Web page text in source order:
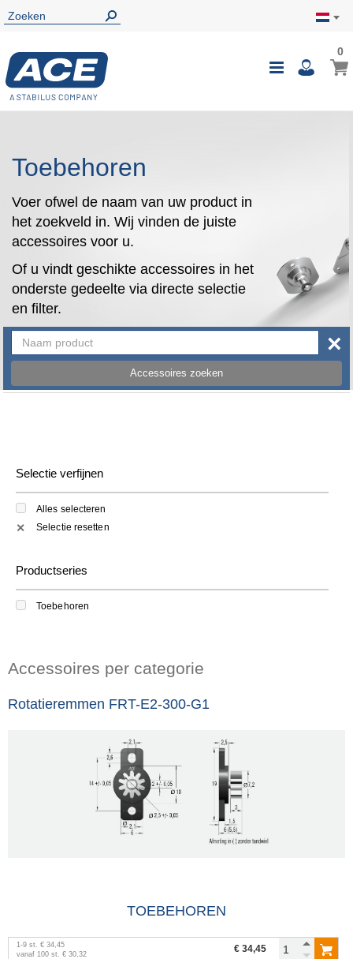
Toggle
00
Toebehoren
Voer ofwel de naam van uw product in
het zoekveld in. Wij vinden de juiste
accessoires voor u.
Of u vindt geschikte accessoires in het
onderste gedeelte via directe selectie
en filter.
Accessoires zoeken
×
Selectie verfijnen
Alles selecteren
✕ Selectie resetten
Productseries
Toebehoren
Accessoires per categorie
Rotatieremmen FRT-E2-300-G1
TOEBEHOREN
1 -9 st. € 34,45
vanaf 100 st. € 30,32 € 34,45